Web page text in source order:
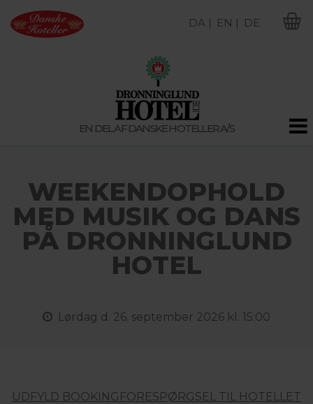
EN DEL AF DANSKE HOTELLER A/S
DA | EN | DE
WEEKENDOPHOLD
MED MUSIK OG DANS
PÅ DRONNINGLUND
HOTEL
Lørdag d. 26. september 2026 kl. 15:00
UDFYLD BOOKINGFORESPØRGSEL TIL HOTELLET